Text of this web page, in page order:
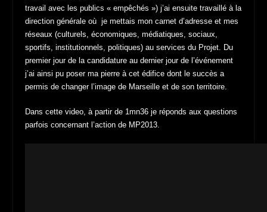
travail avec les publics « empêchés ») j’ai ensuite travaillé à la
direction générale où je mettais mon carnet d’adresse et mes
réseaux (culturels, économiques, médiatiques, sociaux,
sportifs, institutionnels, politiques) au services du Projet. Du
premier jour de la candidature au dernier jour de l’événement
j’ai ainsi pu poser ma pierre à cet édifice dont le succès a
permis de changer l’image de Marseille et de son territoire.
Dans cette video, à partir de 1mn36 je réponds aux questions
parfois concernant l’action de MP2013.